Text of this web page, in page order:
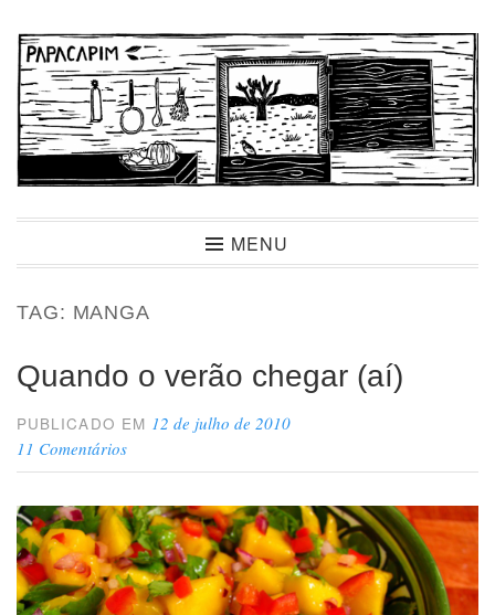
para
conteúdo
PapacapimMENU
TAG: MANGA
Quando o verão chegar (aí)
PUBLICADO EM 12 de julho de 2010
11 Comentários